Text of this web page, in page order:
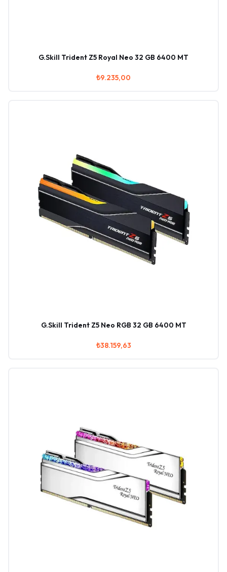
G.Skill Trident Z5 Royal Neo 32 GB 6400 MT
₺9.235,00
G.Skill Trident Z5 Neo RGB 32 GB 6400 MT
₺38.159,63